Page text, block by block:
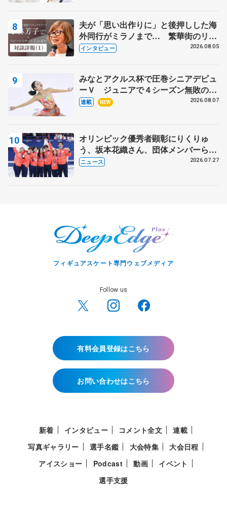
夫が「思い出作りに」と後押しした海
外同行がミラノまで… 繁華街のリン
クでは不良のお兄さんも味方に 小林
インタビュー 2026.08.05
みなとアクルス杯で圧巻シニアデビュ
ーＶ ジュニアで４シーズン無敗の島
田麻央
連載 NEW 2026.08.07
オリンピック優秀者顕彰にりくりゅ
う、坂本花織さん、団体メンバーら
8月7日に文科省が表彰式、ブルーノ・
ニュース 2026.07.27
フィギュアスケート専門ウェブメディア
Follow us
有料会員登録はこちら
お問い合わせはこちら
新着 インタビュー コメント全文
連載
写真ギャラリー
選手名鑑 大会特集
大会日程
アイスショー
Podcast 動画
イベント
選手支援